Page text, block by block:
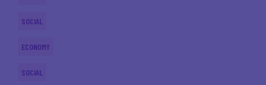
SOCIAL
ECONOMY
SOCIAL